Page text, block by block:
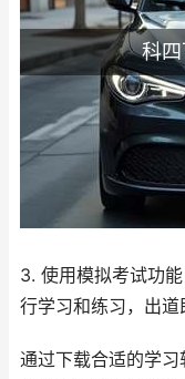
科
3. 使用模拟考试功
行学习和练习，出道
通过下载合适的学